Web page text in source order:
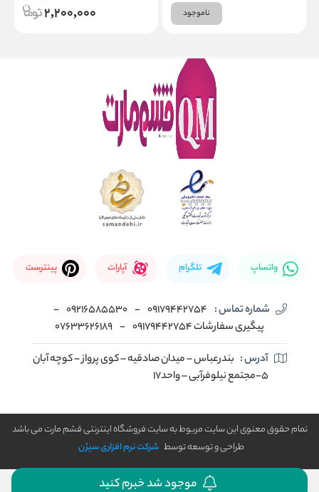
ناموجود 2,200,000
واتساپ تلگرام آپارات پینترست
شماره تماس : 09179442754
-
09216585530
-
پیگیری سفارشات 09179442754
-
07633626189
آدرس : بندرعباس – میدان صادقیه – کوی پرواز – کوچه آبان
5-مجتمع نیلوفرآبی – واحد17
تمام حقوق معنوی این سایت مربوط به سایت فروشگاه اینترنتی قشم مارت می باشد
طراحی و توسعه توسط شرکت نرم افزاری سیژن